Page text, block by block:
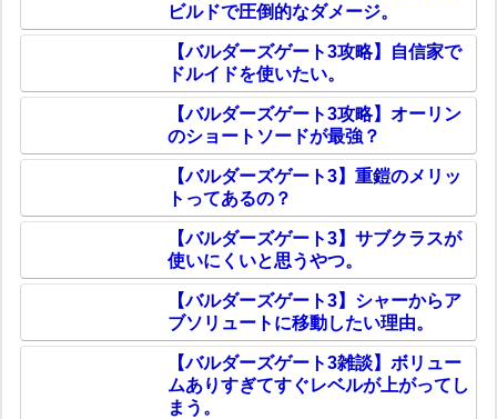
ビルドで圧倒的なダメージ。
【バルダーズゲート3攻略】自信家で
ドルイドを使いたい。
【バルダーズゲート3攻略】オーリン
のショートソードが最強？
【バルダーズゲート3】重鎧のメリッ
トってあるの？
【バルダーズゲート3】サブクラスが
使いにくいと思うやつ。
【バルダーズゲート3】シャーからア
ブソリュートに移動したい理由。
【バルダーズゲート3雑談】ボリュー
ムありすぎてすぐレベルが上がってし
まう。